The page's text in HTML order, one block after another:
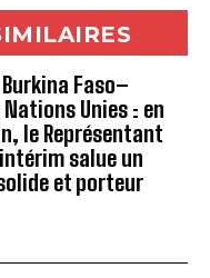
Faso–
Unies : en
le Représentant
salue un
et porteur